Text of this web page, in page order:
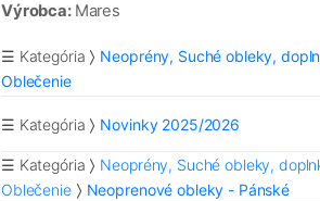
Výrobca: Mares
☰ Kategória
Neoprény, Suché obleky,
Oblečenie
☰ Kategória Novinky 2025/2026
☰ Kategória
Neoprény, Suché obleky,
Oblečenie
Neoprenové obleky - Pánské